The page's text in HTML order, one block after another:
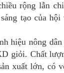
rộng lẫn
tạo của hội
hiệu nông
giỏi. Chất
xuất lớn, có